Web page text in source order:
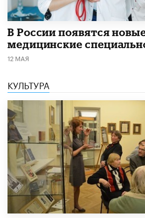
В России появятся
медицинские
12 МАЯ
КУЛЬТУРА